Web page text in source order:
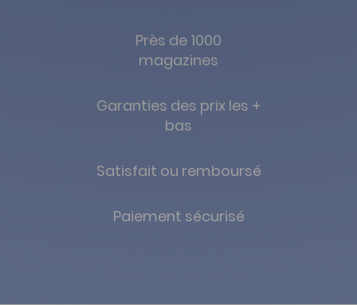
Près de 1000
magazines
Garanties des prix les +
bas
Satisfait ou remboursé
Paiement sécurisé